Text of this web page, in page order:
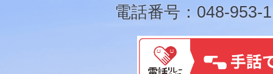
電話番号：048-953-